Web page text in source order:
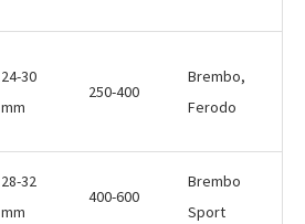
24-30
mm
250-400
Brembo,
Ferodo
28-32
mm
400-600
Brembo
Sport